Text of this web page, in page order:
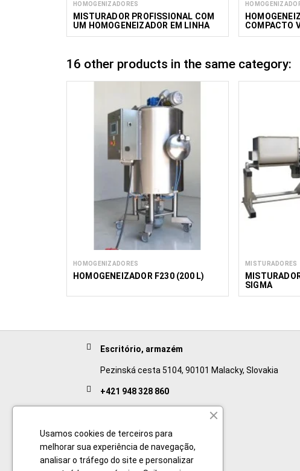
HOMOGENIZADORES
MISTURADOR PROFISSIONAL COM
UM HOMOGENEIZADOR EM LINHA
PM100 HIL
COMPACTO
16 other products in the same category:
HOMOGENIZADORES
HOMOGENEIZADOR F230 (200 L)
MISTURADORES
SIGMA
Escritório, armazém
Pezinská cesta 5104, 90101 Malacky, Slovakia
+421 948 328 860
+421 911 932 091
Slovak/Czech
Usamos cookies de terceiros para
melhorar sua experiência de navegação,
analisar o tráfego do site e personalizar